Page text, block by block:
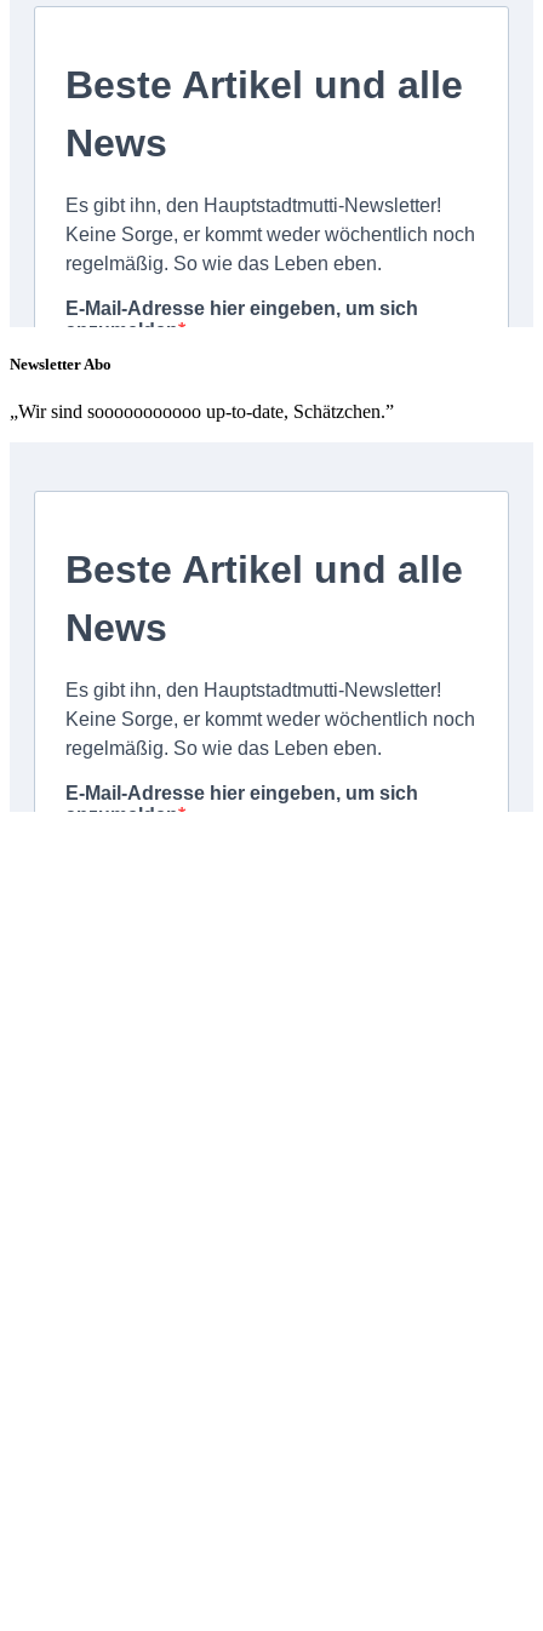
Newsletter Abo
„Wir sind sooooooooooo up-to-date, Schätzchen.”